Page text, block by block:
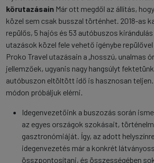
körutazásain Már ott megdől az állítás,
közel sem csak busszal történhet. 2018-as
repülős, 5 hajós és 53 autóbuszos
utazások közel fele vehető igénybe
Proko Travel utazásain a „hosszú, unalmas
jellemzőek, ugyanis nagy hangsúlyt
autóbuszon eltöltött idő is hasznosan
módon próbáljuk elérni.
Idegenvezetőink a buszozás során
az egyes országok szokásait,
gasztronómiáját. Így, az adott
idegenvezetés már a konkrét
összpontosítani, és összességében